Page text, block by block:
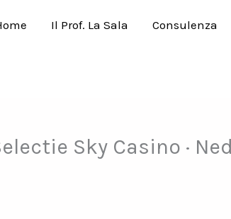
Il Prof. La Sala Consulenza
Sky Casino ·